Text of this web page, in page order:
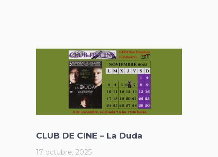
CLUB DE CINE – La Duda
17 octubre, 2025